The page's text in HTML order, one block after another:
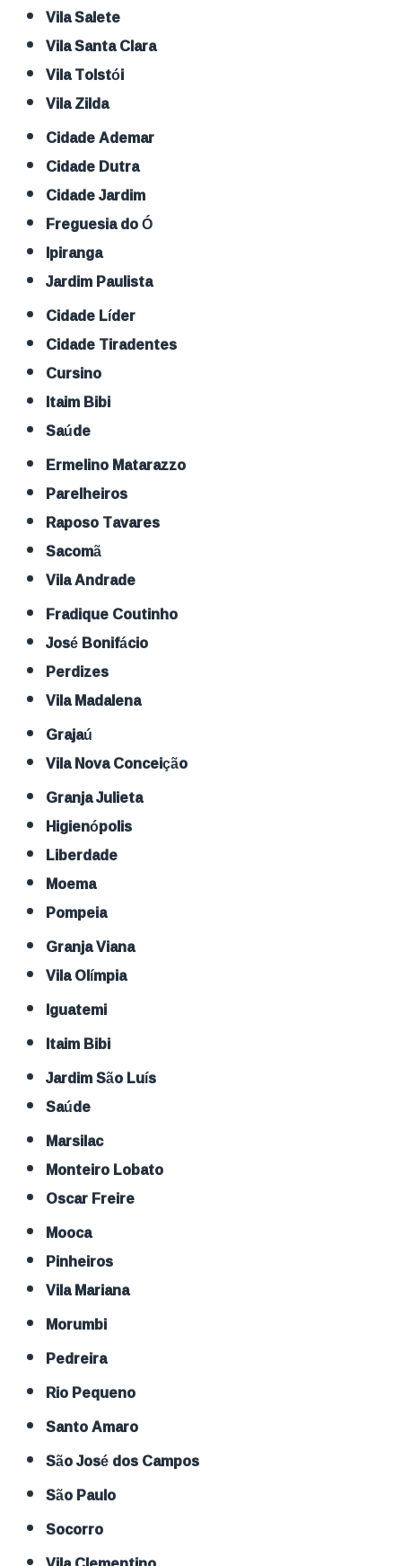
Vila Salete
Vila Santa Clara
Vila Tolstói
Vila Zilda
Cidade Ademar
Cidade Dutra
Cidade Jardim
Freguesia do Ó
Ipiranga
Jardim Paulista
Cidade Líder
Cidade Tiradentes
Cursino
Itaim Bibi
Saúde
Ermelino Matarazzo
Parelheiros
Raposo Tavares
Sacomã
Vila Andrade
Fradique Coutinho
José Bonifácio
Perdizes
Vila Madalena
Grajaú
Vila Nova Conceição
Granja Julieta
Higienópolis
Liberdade
Moema
Pompeia
Granja Viana
Vila Olímpia
Iguatemi
Itaim Bibi
Jardim São Luís
Saúde
Marsilac
Monteiro Lobato
Oscar Freire
Mooca
Pinheiros
Vila Mariana
Morumbi
Pedreira
Rio Pequeno
Santo Amaro
São José dos Campos
São Paulo
Socorro